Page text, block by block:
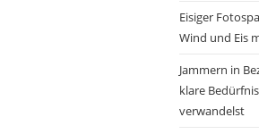
Eisiger
Wind und Eis
Jammern in
klare
verwandelst